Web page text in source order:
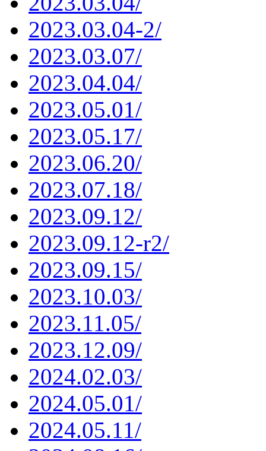
2023.03.04-2/
2023.03.07/
2023.04.04/
2023.05.01/
2023.05.17/
2023.06.20/
2023.07.18/
2023.09.12/
2023.09.12-r2/
2023.09.15/
2023.10.03/
2023.11.05/
2023.12.09/
2024.02.03/
2024.05.01/
2024.05.11/